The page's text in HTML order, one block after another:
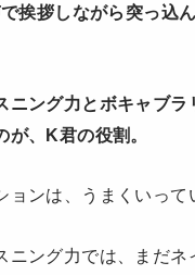
挨拶しながら突っ込
ニング力とボキャブラ
、K君の役割。
ョンは、うまくいって
ニング力では、まだネ